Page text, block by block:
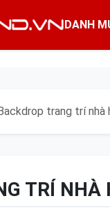
DANH
trang trí nhà
TRÍ